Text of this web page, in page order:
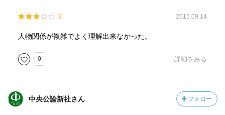
3 2015.09.14
人物関係が複雑でよく理解出来なかった。
0 詳細をみる
中央公論新社さん フォロー